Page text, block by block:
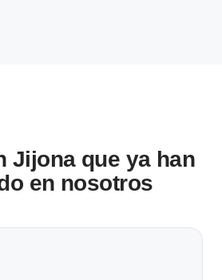
Jijona que ya han
en nosotros